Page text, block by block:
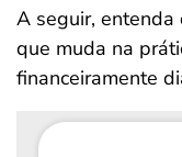
A seguir, entenda
que muda na
financeiramente